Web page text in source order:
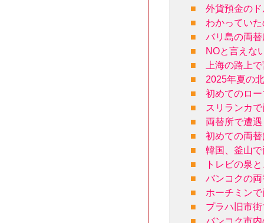
■
外貨預金の
■
わかってい
■
バリ島の両
■
NOと言えな
■
上海の路上
■
2025年夏の
■
初めてのロ
■
スリランカ
■
両替所で遭
■
初めての両
■
韓国、釜山
■
トレビの泉
■
バンコクの
■
ホーチミン
■
プラハ旧市
■
バンコク市